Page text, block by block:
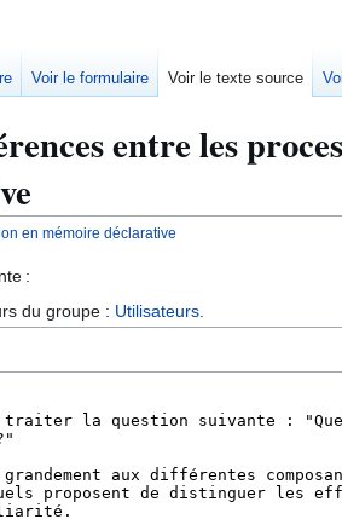
entre les
en mémoire déclarative
:
du groupe : Utilisateurs
Voir le formulaire Voir le texte source